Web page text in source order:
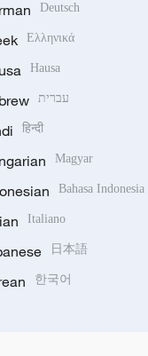
Deutsch
Ελληνικά
Hausa
עברית
हिन्दी
Magyar
Bahasa Indonesia
Italiano
日本語
한국어